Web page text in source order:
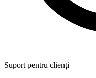
Suport pentru clienți